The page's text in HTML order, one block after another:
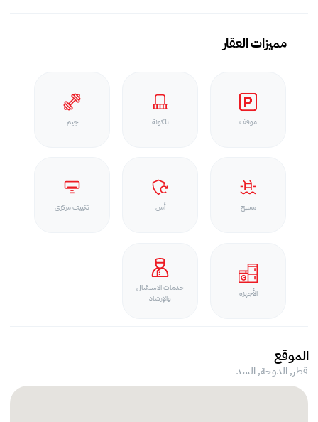
مميزات العقار
موقف بلكونة جيم
مسبح أمن تكييف مركزي
الأجهزة
خدمات الاستقبال
والإرشاد
الموقع
قطر, الدوحة,السد